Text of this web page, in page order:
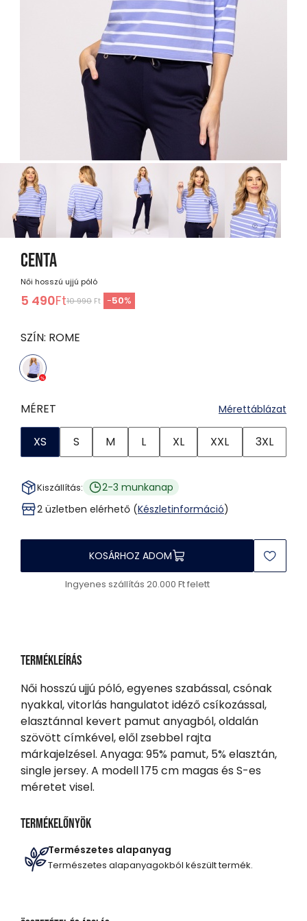
CENTA
Női hosszú ujjú póló
5 490Ft10 990 Ft -50%
SZÍN: ROME
MÉRET Mérettáblázat
XS S M L XL XXL 3XL
Kiszállítás:
2-3 munkanap
2 üzletben elérhető (Készletinformáció)
KOSÁRHOZ ADOM
Ingyenes szállítás 20.000 Ft felett
Termékleírás
Női hosszú ujjú póló, egyenes szabással, csónak
nyakkal, vitorlás hangulatot idéző csíkozással,
elasztánnal kevert pamut anyagból, oldalán
szövött címkével, elől zsebbel rajta
márkajelzésel. Anyaga: 95% pamut, 5% elasztán,
single jersey. A modell 175 cm magas és S-es
méretet visel.
Termékelőnyök
Természetes alapanyag
Természetes alapanyagokból készült termék.